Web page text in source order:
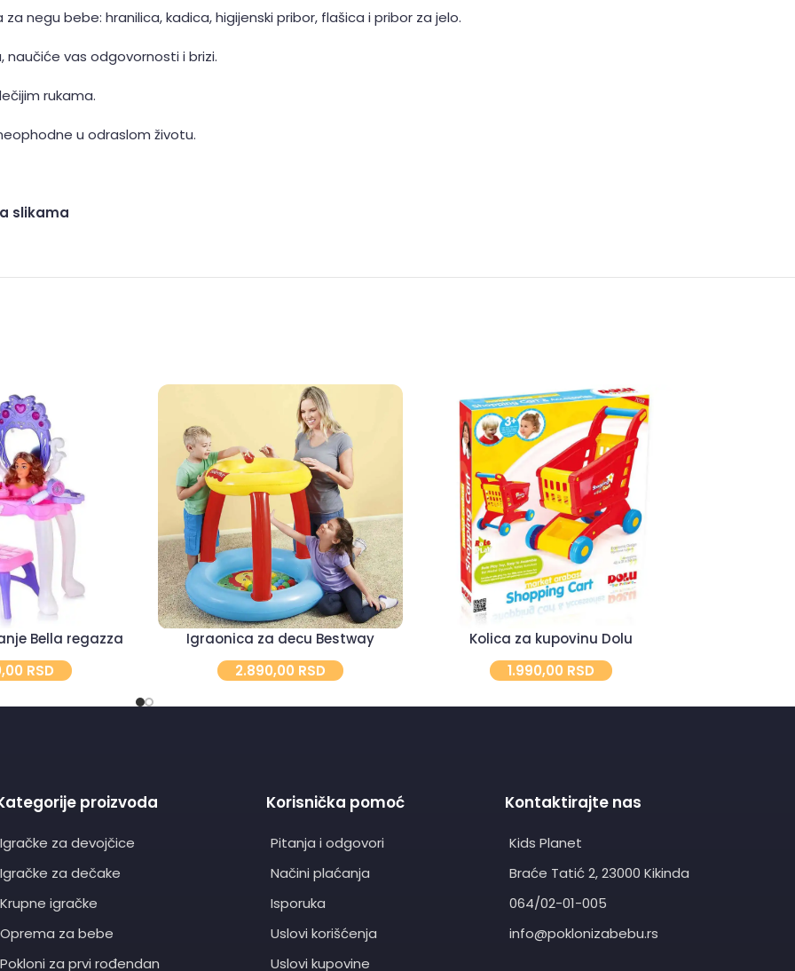
negu bebe: hranilica, kadica, higijenski pribor, flašica i pribor za jelo.
vas odgovornosti i brizi.
rukama.
u odraslom životu.
slikama
Bella regazza
RSD
Igraonica za decu Bestway
2.890,00 RSD
Kolica za kupovinu Dolu
1.990,00 RSD
proizvoda
Igračke za devojčice
Igračke za dečake
Krupne igračke
Oprema za bebe
Pokloni za prvi rođendan
Korisnička pomoć
Pitanja i odgovori
Načini plaćanja
Isporuka
Uslovi korišćenja
Uslovi kupovine
Kontaktirajte nas
Kids Planet
Braće Tatić 2, 23000 Kikinda
064/02-01-005
info@poklonizabebu.rs